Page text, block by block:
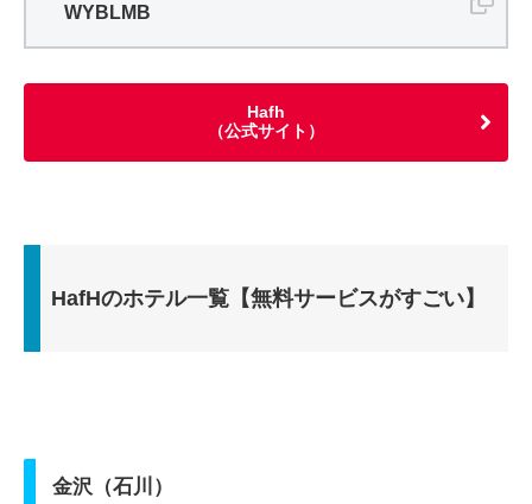
WYBLMB
Hafh
（公式サイト）
HafHのホテル一覧【無料サービスがすごい】
金沢（石川）